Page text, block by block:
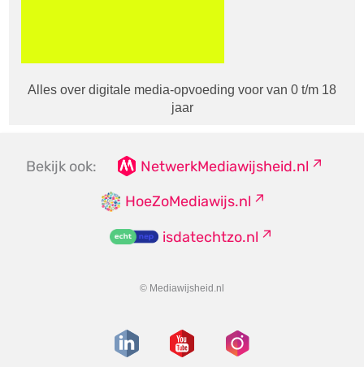
Alles over digitale media-opvoeding voor van 0 t/m 18
jaar
Bekijk ook:
NetwerkMediawijsheid.nl
HoeZoMediawijs.nl
isdatechtzo.nl
© Mediawijsheid.nl